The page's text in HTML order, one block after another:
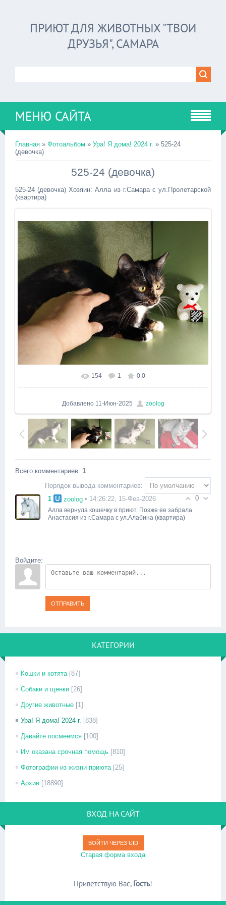
ПРИЮТ ДЛЯ ЖИВОТНЫХ "ТВОИ
ДРУЗЬЯ", САМАРА
МЕНЮ САЙТА
Главная » Фотоальбом » Ура! Я дома! 2024 г. » 525-24
(девочка)
525-24 (девочка)
525-24 (девочка) Хозяин: Алла из г.Самара с ул.Пролетарской
(квартира)
154 1 0.0
Добавлено 11-Июн-2025 zoolog
Всего комментариев: 1
Порядок вывода комментариев:
0
1 zoolog • 14:26:22, 15-Фев-2026
Алла вернула кошечку в приют. Позже ее забрала
Анастасия из г.Самара с ул.Алабина (квартира)
Войдите:
ОТПРАВИТЬ
КАТЕГОРИИ
Кошки и котята [87]
Собаки и щенки [26]
Другие животные [1]
Ура! Я дома! 2024 г. [838]
Давайте посмеёмся [100]
Им оказана срочная помощь [810]
Фотографии из жизни приюта [25]
Архив [18890]
ВХОД НА САЙТ
ВОЙТИ ЧЕРЕЗ UID
Старая форма входа
Приветствую Вас, Гость!